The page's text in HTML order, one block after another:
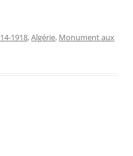
1918,Algérie, Monument aux